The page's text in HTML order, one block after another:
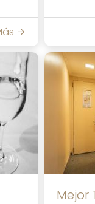
Mejor